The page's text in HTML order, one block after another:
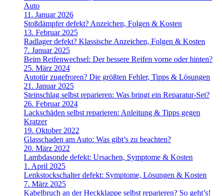
Auto
11. Januar 2026
Stoßdämpfer defekt? Anzeichen, Folgen & Kosten
13. Februar 2025
Radlager defekt? Klassische Anzeichen, Folgen & Kosten
7. Januar 2025
Beim Reifenwechsel: Der bessere Reifen vorne oder hinten?
25. März 2024
Autotür zugefroren? Die größten Fehler, Tipps & Lösungen
21. Januar 2025
Steinschlag selbst reparieren: Was bringt ein Reparatur-Set?
26. Februar 2024
Lackschäden selbst reparieren: Anleitung & Tipps gegen
Kratzer
19. Oktober 2022
Glasschaden am Auto: Was gibt’s zu beachten?
20. März 2022
Lambdasonde defekt: Ursachen, Symptome & Kosten
1. April 2025
Lenkstockschalter defekt: Symptome, Lösungen & Kosten
7. März 2025
Kabelbruch an der Heckklappe selbst reparieren? So geht’s!